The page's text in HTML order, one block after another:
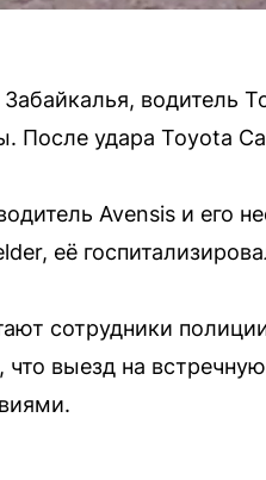
водитель
После удара Toyota
Avensis и его
её
сотрудники
выезд на